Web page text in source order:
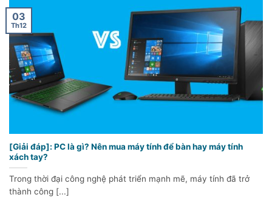
[Giải đáp]: PC là gì? Nên mua máy tính để bàn hay máy tính
xách tay?
Trong thời đại công nghệ phát triển mạnh mẽ, máy tính đã trở
thành công [...]
03
Th12